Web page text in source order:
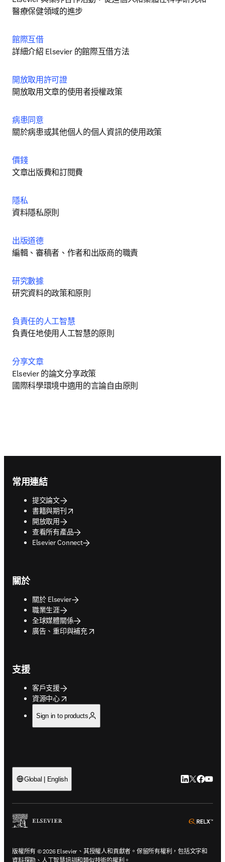
醫療保健領域的進步
館際互借
詳細介紹 Elsevier 的館際互借方法
開放取用許可證
開放取用文章的使用者授權政策
病患同意
關於病患或其他個人的個人資訊的使用政策
價錢
文章出版費和訂閱費
隱私
資料隱私原則
出版道德
編輯、審稿者、作者和出版商的職責
研究數據
研究資料的政策和原則
負責任的人工智慧
負責任地使用人工智慧的原則
分享文章
Elsevier 的論文分享政策
國際科學環境中適用的言論自由原則
常用連結
提交論文
書籍與期刊
opens in new tab/window
開放取用
查看所有產品
Elsevier Connect
關於
關於 Elsevier
職業生涯
全球媒體關係
廣告、重印與補充
opens in new tab/window
支援
客戶支援
資源中心
opens in new tab/window
Sign in to products
Global | English LinkedIn 打
Twitter 打
版權所有 © 2026 Elsevier、其授權人和貢獻者。保留所有權利，包括文字和
資料探勘、人工智慧培訓和類似技術的權利。